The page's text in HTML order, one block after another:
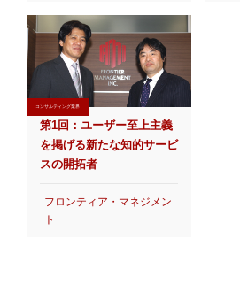
コンサルティング業界
第1回：ユーザー至上主義
を掲げる新たな知的サービ
スの開拓者
フロンティア・マネジメン
ト